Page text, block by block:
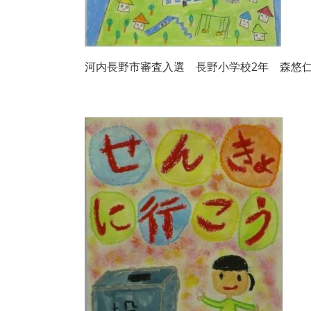
河内長野市審査入選 長野小学校2年 森悠